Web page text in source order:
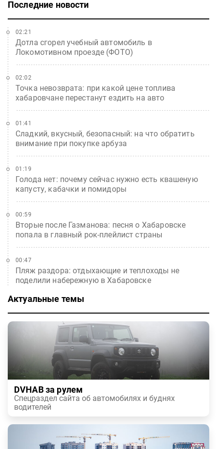
Последние новости
Дотла сгорел учебный автомобиль в
Локомотивном проезде (ФОТО)
02:21
Точка невозврата: при какой цене топлива
хабаровчане перестанут ездить на авто
02:02
Сладкий, вкусный, безопасный: на что обратить
внимание при покупке арбуза
01:41
Голода нет: почему сейчас нужно есть квашеную
капусту, кабачки и помидоры
01:19
Вторые после Газманова: песня о Хабаровске
попала в главный рок-плейлист страны
00:59
Пляж раздора: отдыхающие и теплоходы не
поделили набережную в Хабаровске
00:47
Актуальные темы
DVHAB за рулем
Спецраздел сайта об автомобилях и буднях
водителей